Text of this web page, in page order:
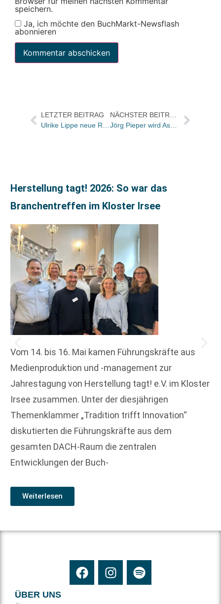
speichern.
Ja, ich möchte den BuchMarkt-Newsflash
abonnieren
LETZTER BEITRAG
Herstellung tagt! 2026: So war das
Branchentreffen im Kloster Irsee
Vom 14. bis 16. Mai kamen Führungskräfte aus
Medienproduktion und -management zur
Jahrestagung von Herstellung tagt! e.V. im Kloster
Irsee zusammen. Unter der diesjährigen
Themenklammer „Tradition trifft Innovation“
diskutierten die Führungskräfte aus dem
gesamten DACH-Raum die zentralen
Entwicklungen der Buch-
Weiterlesen
ÜBER UNS